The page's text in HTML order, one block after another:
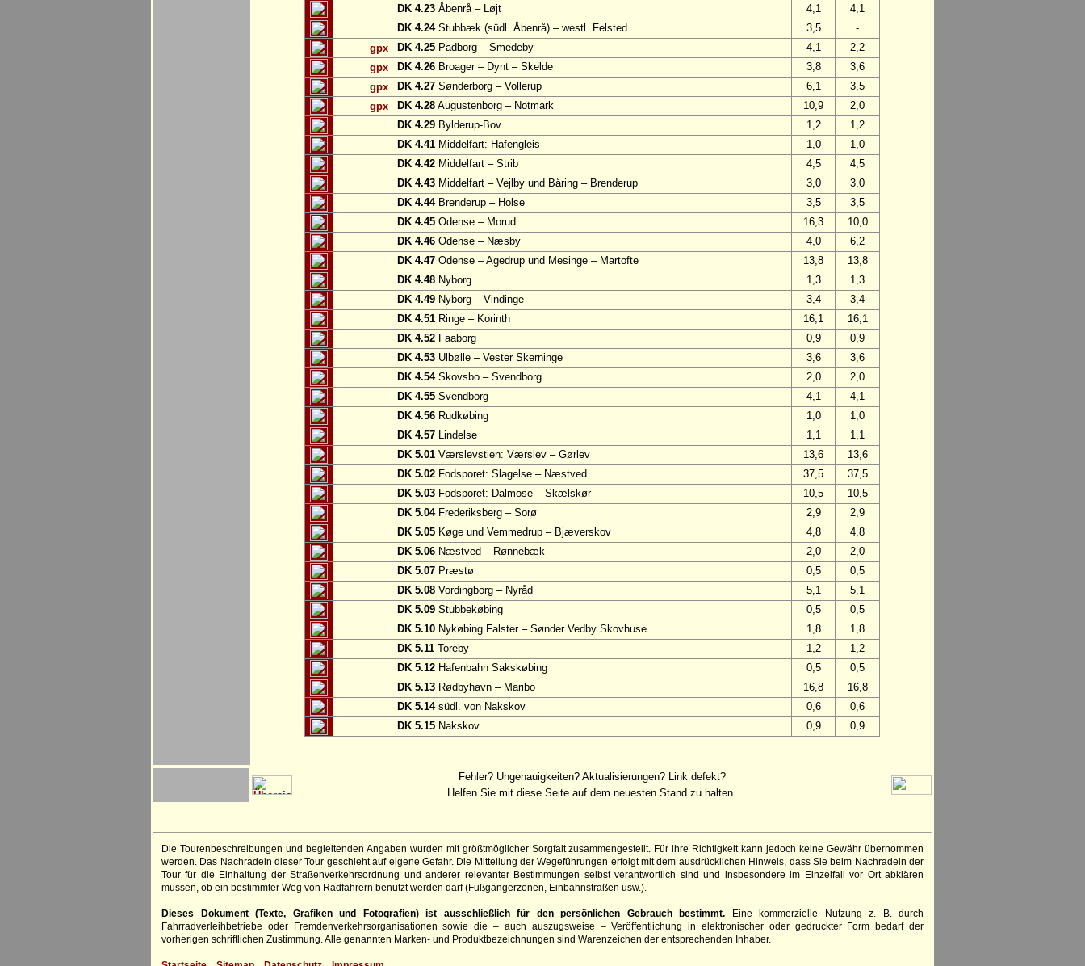
DK 4.23 Åbenrå – Løjt 4,1
4,1
DK 4.24Stubbæk (südl. Åbenrå) – westl. Felsted 3,5
-
gpx
DK 4.25 Padborg – Smedeby 4,1
2,2
gpx
DK 4.26 Broager – Dynt – Skelde 3,8
3,6
gpx
DK 4.27 Sønderborg – Vollerup 6,1
3,5
gpx
DK 4.28 Augustenborg – Notmark 10,9
2,0
DK 4.29 Bylderup-Bov 1,2
1,2
DK 4.41 Middelfart: Hafengleis 1,0
1,0
DK 4.42 Middelfart – Strib 4,5
4,5
DK 4.43 Middelfart – Vejlby und Båring – Brenderup 3,0
3,0
DK 4.44Brenderup – Holse 3,5
3,5
DK 4.45 Odense – Morud 16,3
10,0
DK 4.46 Odense – Næsby 4,0
6,2
DK 4.47 Odense – Agedrup und Mesinge – Martofte 13,8
13,8
DK 4.48 Nyborg 1,3
1,3
DK 4.49 Nyborg – Vindinge 3,4
3,4
DK 4.51 Ringe – Korinth 16,1
16,1
DK 4.52 Faaborg 0,9
0,9
DK 4.53 Ulbølle – Vester Skerninge 3,6
3,6
DK 4.54Skovsbo – Svendborg 2,0
2,0
DK 4.55 Svendborg 4,1
4,1
DK 4.56 Rudkøbing 1,0
1,0
DK 4.57 Lindelse 1,1
1,1
DK 5.01 Værslevstien: Værslev – Gørlev 13,6
13,6
DK 5.02 Fodsporet: Slagelse – Næstved 37,5
37,5
DK 5.03 Fodsporet: Dalmose – Skælskør 10,5
10,5
DK 5.04Frederiksberg – Sorø 2,9
2,9
DK 5.05 Køge und Vemmedrup – Bjæverskov 4,8
4,8
DK 5.06 Næstved – Rønnebæk 2,0
2,0
DK 5.07 Præstø 0,5
0,5
DK 5.08 Vordingborg – Nyråd 5,1
5,1
DK 5.09 Stubbekøbing 0,5
0,5
DK 5.10 Nykøbing Falster – Sønder Vedby Skovhuse 1,8
1,8
DK 5.11 Toreby 1,2
1,2
DK 5.12 Hafenbahn Sakskøbing 0,5
0,5
DK 5.13 Rødbyhavn – Maribo 16,8
16,8
DK 5.14südl. von Nakskov 0,6
0,6
DK 5.15 Nakskov 0,9 0,9
Fehler? Ungenauigkeiten? Aktualisierungen? Link defekt?
Helfen Sie mit diese Seite auf dem neuesten Stand zu halten.
Die Tourenbeschreibungen und begleitenden Angaben wurden mit größtmöglicher Sorgfalt zusammengestellt. Für ihre Richtigkeit kann jedoch keine Gewähr übernommen
werden. Das Nachradeln dieser Tour geschieht auf eigene Gefahr. Die Mitteilung der Wegeführungen erfolgt mit dem ausdrücklichen Hinweis, dass Sie beim Nachradeln der
Tour für die Einhaltung der Straßenverkehrsordnung und anderer relevanter Bestimmungen selbst verantwortlich sind und insbesondere im Einzelfall vor Ort abklären
müssen, ob ein bestimmter Weg von Radfahrern benutzt werden darf (Fußgängerzonen, Einbahnstraßen usw.).
Dieses Dokument (Texte, Grafiken und Fotografien) ist ausschließlich für den persönlichen Gebrauch bestimmt. Eine kommerzielle Nutzung z. B. durch
Fahrradverleihbetriebe oder Fremdenverkehrsorganisationen sowie die – auch auszugsweise – Veröffentlichung in elektronischer oder gedruckter Form bedarf der
vorherigen schriftlichen Zustimmung. Alle genannten Marken- und Produktbezeichnungen sind Warenzeichen der entsprechenden Inhaber.